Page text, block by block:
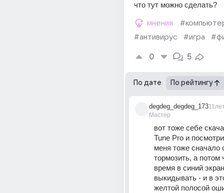
что тут можно сделать?
мнения
#антивирус
#игра
0 5
По дате По рейтингу
degdeg_degdeg_173
Мастер
вот тоже себе
Tune Pro и
меня тоже сначало
тормозить, а потом
время в синий
выкидывать - и в
желтой полосой